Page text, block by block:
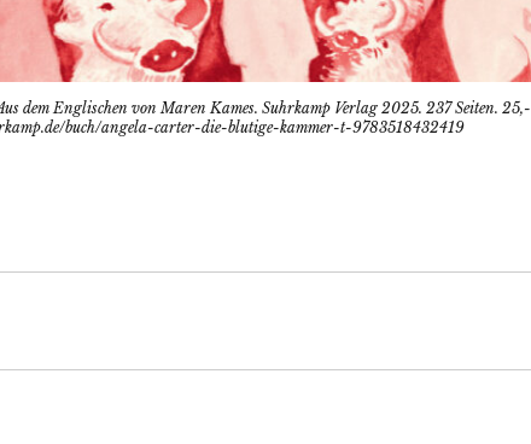
dem Englischen von Maren Kames. Suhrkamp Verlag 2025. 237 Seiten. 25,-
buch/angela-carter-die-blutige-kammer-t-9783518432419